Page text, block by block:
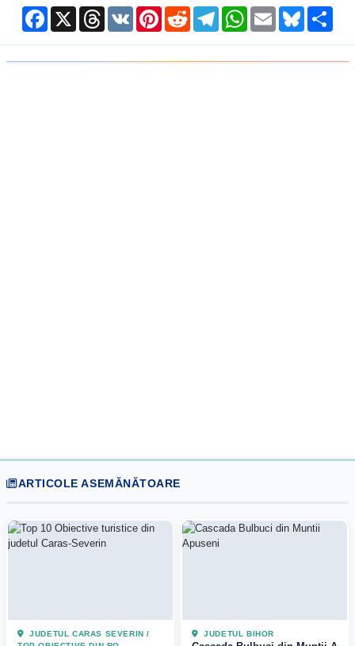
Facebook
X ThreadsVK PinterestReddit TelegramWhatsApp
Email Bluesky
ARTICOLE ASEMĂNĂTOARE
JUDETUL CARAS SEVERIN /
JUDETUL BIHOR